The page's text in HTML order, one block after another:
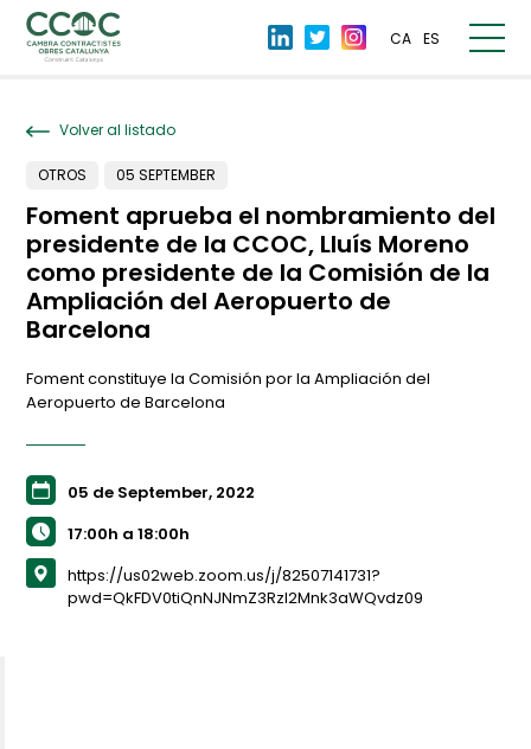
CA ES
Volver al listado
OTROS 05 SEPTEMBER
Foment aprueba el nombramiento del
presidente de la CCOC, Lluís Moreno
como presidente de la Comisión de la
Ampliación del Aeropuerto de
Barcelona
Foment constituye la Comisión por la Ampliación del
Aeropuerto de Barcelona
05 de September, 2022
17:00h a 18:00h
https://us02web.zoom.us/j/82507141731?
pwd=QkFDV0tiQnNJNmZ3Rzl2Mnk3aWQvdz09